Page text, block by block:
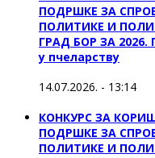
ПОДРШКЕ ЗА
ПОЛИТИКЕ И
ГРАД БОР ЗА
у пчеларству
14.07.2026. - 13:14
КОНКУРС ЗА
ПОДРШКЕ ЗА
ПОЛИТИКЕ И